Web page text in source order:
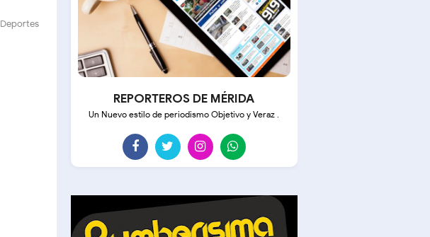
Deportes
REPORTEROS DE MÉRIDA
Un Nuevo estilo de periodismo Objetivo y Veraz .